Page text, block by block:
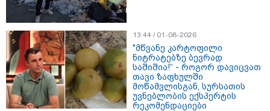
13:44 / 01-08-2026
"მწვანე კარტოფილი
ნიტრატებზე ბევრად
საშიშია!“ - როგორ დავიცვათ
თავი ზაფხულში
მოწამვლისგან, სურსათის
უვნებლობის ექსპერტის
რეკომენდაციები